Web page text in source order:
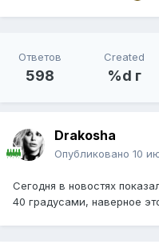
Ответов
598
Created
%d г
Drakosha
Опубликовано 10
Сегодня в новостях
40 градусами, наверное